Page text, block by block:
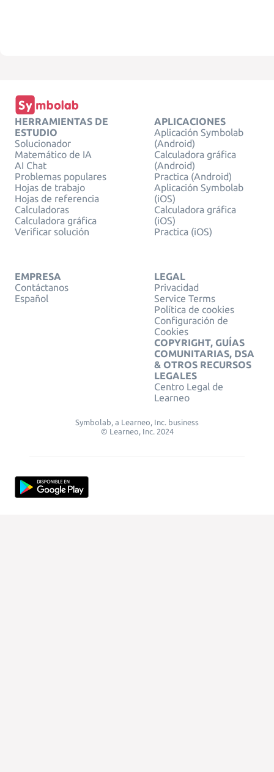
HERRAMIENTAS DE
ESTUDIO
Solucionador
Matemático de IA
AI Chat
Problemas populares
Hojas de trabajo
Hojas de referencia
Calculadoras
Calculadora gráfica
Verificar solución
APLICACIONES
Aplicación Symbolab
(Android)
Calculadora gráfica
(Android)
Practica (Android)
Aplicación Symbolab
(iOS)
Calculadora gráfica
(iOS)
Practica (iOS)
EMPRESA
Contáctanos
Español
LEGAL
Privacidad
Service Terms
Política de cookies
Configuración de
Cookies
COPYRIGHT, GUÍAS
COMUNITARIAS, DSA
& OTROS RECURSOS
LEGALES
Centro Legal de
Learneo
Symbolab, a Learneo, Inc. business
© Learneo, Inc. 2024